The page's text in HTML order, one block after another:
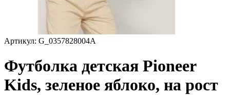
Артикул: G_0357828004A
Футболка детская Pioneer
Kids, зеленое яблоко, на рост